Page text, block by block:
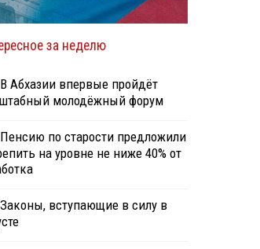
за неделю
В Абхазии впервые пройдёт
молодёжный форум
Пенсию по старости предложили
на уровне не ниже 40% от
Законы, вступающие в силу в